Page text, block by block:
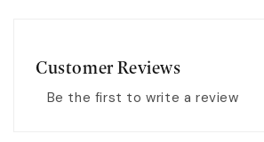
Customer Reviews
Be the first to write a review